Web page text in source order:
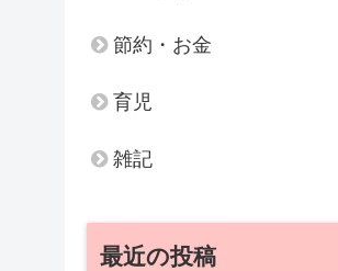
節約・お金
育児
雑記
最近の投稿